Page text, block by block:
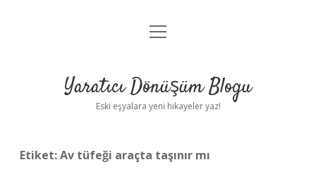
Anasayfa
Yasal Uyarı
menüyü
Yaratıcı Dönüşüm Blogu
Eski eşyalara yeni hikayeler yaz!
Etiket:Av tüfeği araçta taşınır mı